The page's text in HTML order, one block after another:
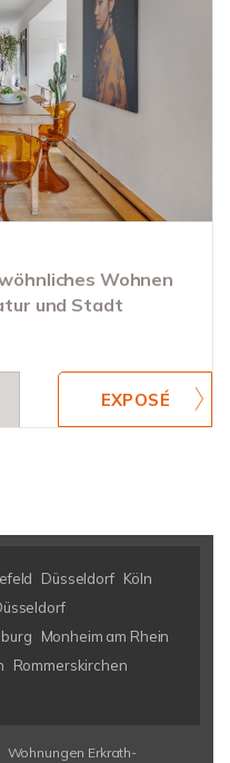
Wohnen
und Stadt
Düsseldorf Köln
Monheim am Rhein
Rommerskirchen
Wohnungen Erkrath-